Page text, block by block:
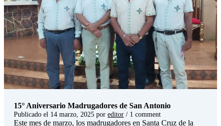
15° Aniversario Madrugadores de San Antonio
Publicado el 14 marzo, 2025 por editor / 1 comment
Este mes de marzo, los madrugadores en Santa Cruz de la